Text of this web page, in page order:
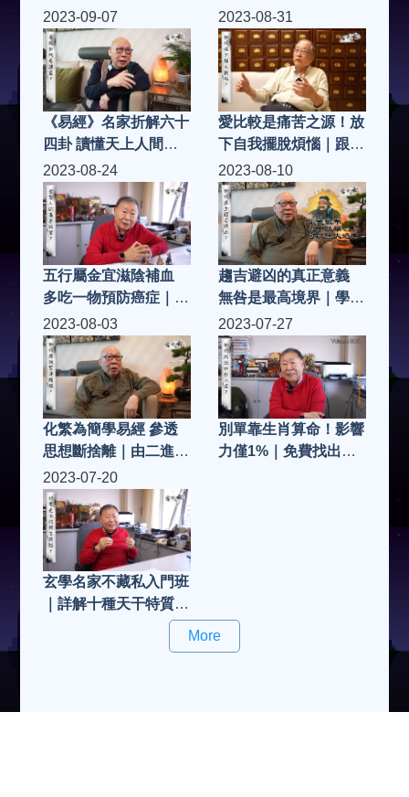
教你陰陽養生術｜別再
誤解中庸之道 正確找
出身體均衡點
這個消息｜愛情是無心
之感 為何婚姻是戀愛
墳墓？｜文化名人岑逸
飛開講 跳出三維看人
間世｜健康嗎
2023-09-07
《易經》名家折解六十
四卦 讀懂天上人間定
律｜自我提升有秘訣
只須培養一種特質｜自
甘墮落極容易 否極泰
來須修行
2023-08-31
愛比較是痛苦之源！放
下自我擺脫煩惱｜跟著
天才唐鳳學放空 忙裡
偷閒有妙處｜讀懂莊子
「天地一體」觀 改善
心靈健康
2023-08-24
五行屬金宜滋陰補血
多吃一物預防癌症｜移
民西方有原因 人才回
流須等2025年｜金型
人是外貌擔當 重情重
義有安全感
2023-08-10
趨吉避凶的真正意義
無咎是最高境界｜學懂
古人智慧 改善睡眠擺
脫煩惱｜探究《易經》
哲學內涵：乾以易知
坤以簡能
2023-08-03
化繁為簡學易經 參透
思想斷捨離｜由二進制
看八卦誕生 六十四卦
有數得計｜岑逸飛詳解
卦爻結構 凶兆集中人
生什麼階段？
2023-07-27
別單靠生肖算命！影響
力僅1%｜免費找出四
2023-07-20
玄學名家不藏私入門班
｜詳解十種天干特質
善用地支避相沖鬥爭｜
萬物不離五行相生相剋
More